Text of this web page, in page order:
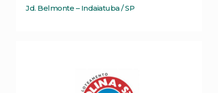
Jd. Belmonte – Indaiatuba / SP